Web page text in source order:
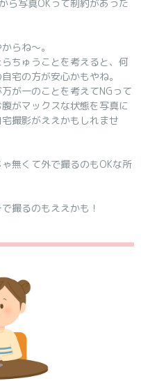
ら写真OKって制約があった
らね～。
ちゅうことを考えると、何
宅の方が安心かもやね。
が一のことを考えてNGって
がマックスな状態を写真に
撮影がええかもしれませ
無くて外で撮るのもOKな所
撮るのもええかも！